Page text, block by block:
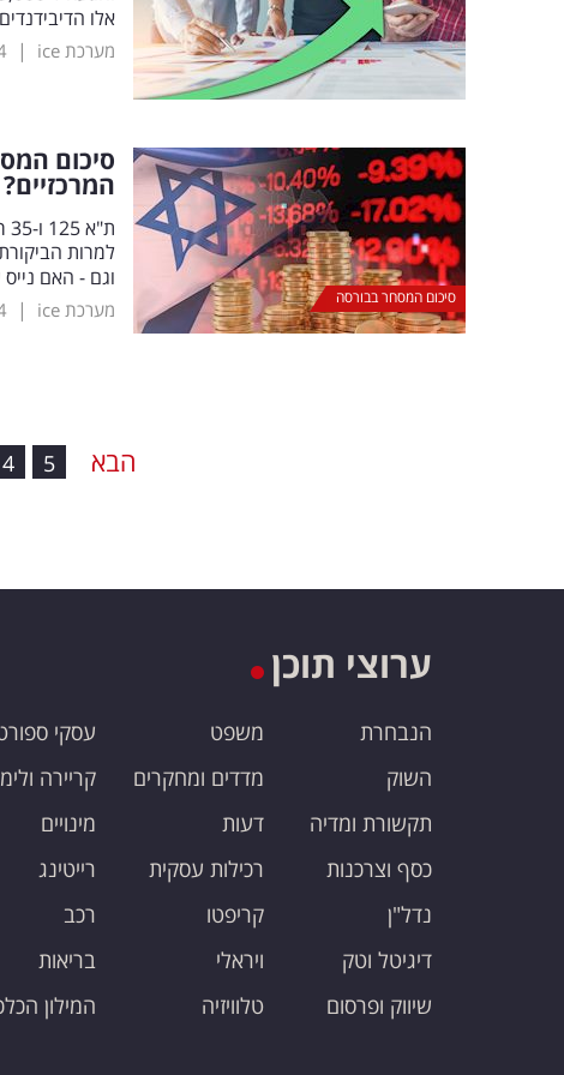
אלו
מערכת ice |
סיכום המסחר בבורסה
סיכום
המרכזיים?
וגם - האם
מערכת ice |
4 5 הבא
ערוצי תוכן
הנבחרת
השוק
תקשורת ומדיה
כסף וצרכנות
נדל"ן
דיגיטל וטק
שיווק ופרסום
משפט
מדדים ומחקרים
דעות
רכילות עסקית
קריפטו
ויראלי
טלוויזיה
עסקי
קריירה
מינויים
רייטינג
רכב
בריאות
המילון